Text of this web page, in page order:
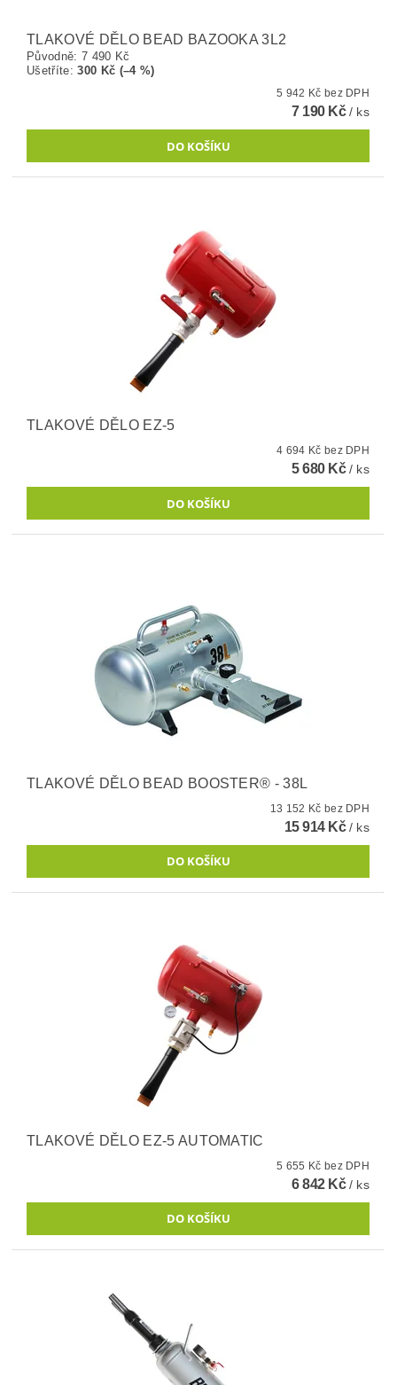
TLAKOVÉ DĚLO BEAD BAZOOKA 3L2
Původně: 7 490 Kč
Ušetříte:300 Kč (–4 %)
5 942 Kč bez DPH
7 190 Kč/ ks
TLAKOVÉ DĚLO EZ-5
4 694 Kč bez DPH
5 680 Kč/ ks
TLAKOVÉ DĚLO BEAD BOOSTER® - 38L
13 152 Kč bez DPH
15 914 Kč/ ks
TLAKOVÉ DĚLO EZ-5 AUTOMATIC
5 655 Kč bez DPH
6 842 Kč/ ks